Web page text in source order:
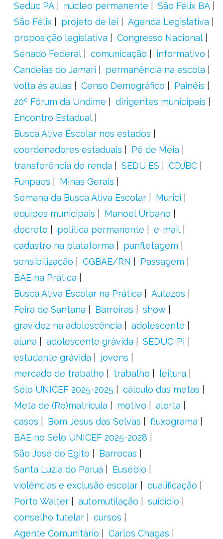
Seduc PA
núcleo permanente
São Félix BA
São Félix
projeto de lei
Agenda Legislativa
proposição legislativa
Congresso Nacional
Senado Federal
comunicação
informativo
Candeias do Jamari
permanência na escola
volta ás aulas
Censo Demográfico
Painéis
20º Fórum da Undime
dirigentes municipais
Encontro Estadual
Busca Ativa Escolar nos estados
coordenadores estaduais
Pé de Meia
transferência de renda
SEDU ES
CDJBC
Funpaes
Minas Gerais
Semana da Busca Ativa Escolar
Murici
equipes municipais
Manoel Urbano
decreto
política permanente
e-mail
cadastro na plataforma
panfletagem
sensibilização
CGBAE/RN
Passagem
BAE na Prática
Busca Ativa Escolar na Prática
Autazes
Feira de Santana
Barreiras
show
gravidez na adolescência
adolescente
aluna
adolescente grávida
SEDUC-PI
estudante grávida
jovens
mercado de trabalho
trabalho
leitura
Selo UNICEF 2025-2025
cálculo das metas
Meta de (Re)matrícula
motivo
alerta
casos
Bom Jesus das Selvas
fluxograma
BAE no Selo UNICEF 2025-2028
São José do Egito
Barrocas
Santa Luzia do Paruá
Eusébio
violências e exclusão escolar
qualificação
Porto Walter
automutilação
suicídio
conselho tutelar
cursos
Agente Comunitário
Carlos Chagas